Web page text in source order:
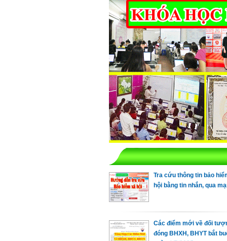
Tra cứu thông tin bảo
hội bằng tin nhắn, qua
Các điểm mới về đối
đóng BHXH, BHYT bắt